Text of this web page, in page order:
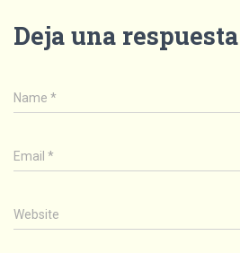
Deja una respuesta
Name *
Email *
Website